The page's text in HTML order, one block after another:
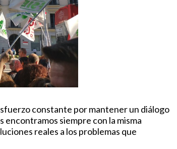
constante por mantener un diálogo
encontramos siempre con la misma
reales a los problemas que